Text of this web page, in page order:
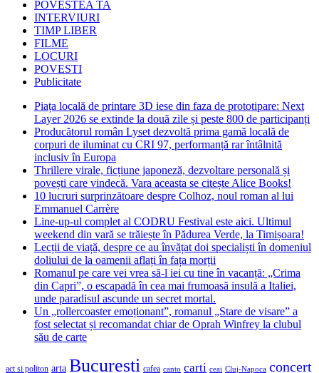
POVESTEA TA
INTERVIURI
TIMP LIBER
FILME
LOCURI
POVESTI
Publicitate
Piața locală de printare 3D iese din faza de prototipare: Next
Layer 2026 se extinde la două zile și peste 800 de participanți
Producătorul român Lyset dezvoltă prima gamă locală de
corpuri de iluminat cu CRI 97, performanță rar întâlnită
inclusiv în Europa
Thrillere virale, ficțiune japoneză, dezvoltare personală și
povești care vindecă. Vara aceasta se citește Alice Books!
10 lucruri surprinzătoare despre Colhoz, noul roman al lui
Emmanuel Carrère
Line-up-ul complet al CODRU Festival este aici. Ultimul
weekend din vară se trăiește în Pădurea Verde, la Timișoara!
Lecții de viață, despre ce au învățat doi specialiști în domeniul
doliului de la oamenii aflați în fața morții
Romanul pe care vei vrea să-l iei cu tine în vacanță: „Crima
din Capri”, o escapadă în cea mai frumoasă insulă a Italiei,
unde paradisul ascunde un secret mortal.
Un „rollercoaster emoționant”, romanul „Stare de visare” a
fost selectat și recomandat chiar de Oprah Winfrey la clubul
său de carte
act si politon arta Bucuresti cafea canto carti ceai Cluj-Napoca concert